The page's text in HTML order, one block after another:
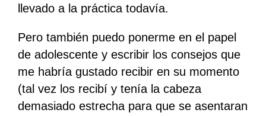
llevado a la práctica todavía.
Pero también puedo ponerme en el papel
de adolescente y escribir los consejos que
me habría gustado recibir en su momento
(tal vez los recibí y tenía la cabeza
demasiado estrecha para que se asentaran